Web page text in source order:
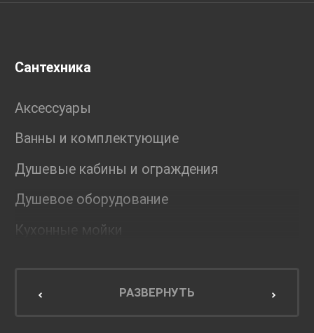
Сантехника
Аксессуары
Ванны и комплектующие
Душевые кабины и ограждения
Душевое оборудование
Кухонные мойки
Мебель для кухниРАЗВЕРНУТЬ